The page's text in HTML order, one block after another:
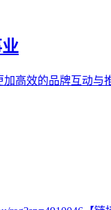
高效的品牌互动